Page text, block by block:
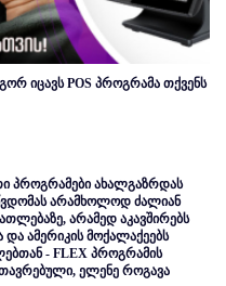
იცავს POS პროგრამა თქვენს
პროგრამები ახალგაზრდას
არამხოლოდ ძალიან
არამედ აკავშირებს
და ამერიკის მოქალაქეებს
- FLEX პროგრამის
ელენე როგავა